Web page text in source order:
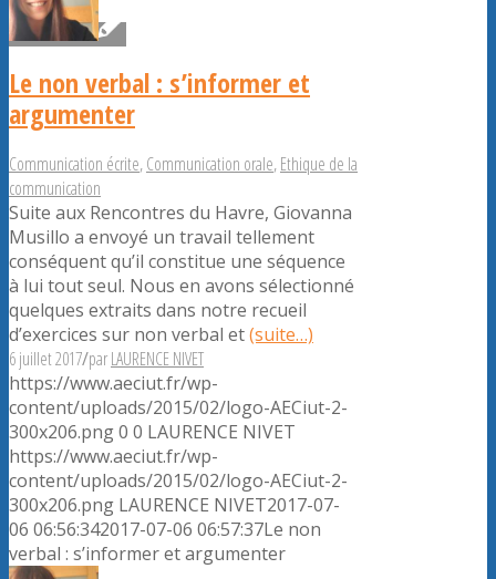
Le non verbal : s’informer et
argumenter
Communication écrite,Communication orale,Ethique de la
communication
Suite aux Rencontres du Havre, Giovanna
Musillo a envoyé un travail tellement
conséquent qu’il constitue une séquence
à lui tout seul. Nous en avons sélectionné
quelques extraits dans notre recueil
d’exercices sur non verbal et(suite…)
6 juillet 2017/parLAURENCE NIVET
https://www.aeciut.fr/wp-
content/uploads/2015/02/logo-AECiut-2-
300x206.png0 0 LAURENCE NIVET
https://www.aeciut.fr/wp-
content/uploads/2015/02/logo-AECiut-2-
300x206.png LAURENCE NIVET2017-07-
06 06:56:342017-07-06 06:57:37Le non
verbal : s’informer et argumenter